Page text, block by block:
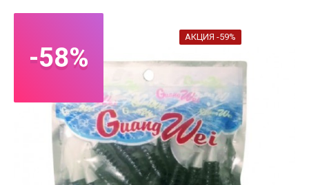
АКЦИЯ -59%
-58%